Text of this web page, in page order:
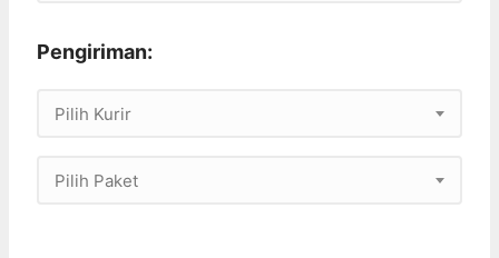
Pengiriman:
Pilih Kurir
Pilih Paket